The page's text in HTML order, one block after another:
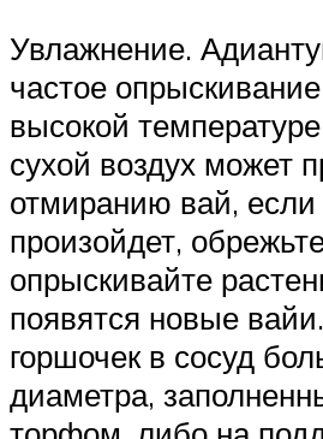
Увлажнение.
частое
высокой
сухой воздух может
отмиранию вай, если
произойдет,
опрыскивайте
появятся новые
горшочек в сосуд
диаметра,